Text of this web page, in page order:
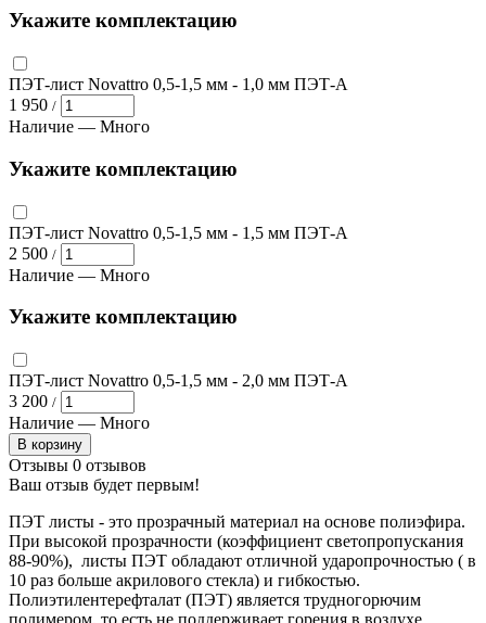
Укажите комплектацию
ПЭТ-лист Novattro 0,5-1,5 мм - 1,0 мм ПЭТ-А
1 950 /
Наличие — Много
Укажите комплектацию
ПЭТ-лист Novattro 0,5-1,5 мм - 1,5 мм ПЭТ-А
2 500 /
Наличие — Много
Укажите комплектацию
ПЭТ-лист Novattro 0,5-1,5 мм - 2,0 мм ПЭТ-А
3 200 /
Наличие — Много
В корзину
Отзывы 0 отзывов
Ваш отзыв будет первым!
ПЭТ листы - это прозрачный материал на основе полиэфира.
При высокой прозрачности (коэффициент светопропускания
88-90%), листы ПЭТ обладают отличной ударопрочностью ( в
10 раз больше акрилового стекла) и гибкостью.
Полиэтилентерефталат (ПЭТ) является трудногорючим
полимером, то есть не поддерживает горения в воздухе